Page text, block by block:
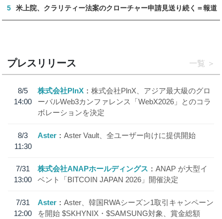
5 米上院、クラリティー法案のクローチャー申請見送り続く＝報道
プレスリリース 一覧
8/5
14:00
株式会社PlnX
株式会社PlnX、アジア最大級のグロ
ーバルWeb3カンファレンス「WebX2026」とのコラ
ボレーションを決定
8/3
11:30
Aster Aster Vault、全ユーザー向けに提供開始
7/31
13:00
株式会社ANAPホールディングス
ANAP が大型イ
ベント「BITCOIN JAPAN 2026」開催決定
7/31
12:00
Aster
Aster、韓国RWAシーズン1取引キャンペーン
を開始 $SKHYNIX・$SAMSUNG対象、賞金総額